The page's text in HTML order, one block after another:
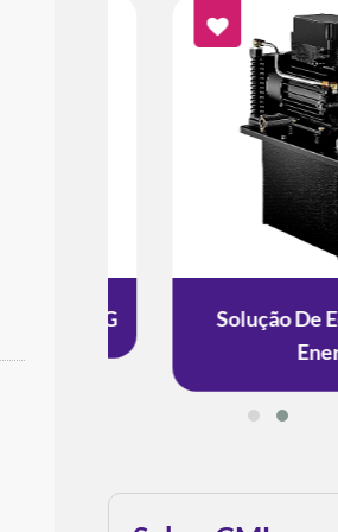
Solução De
Energia